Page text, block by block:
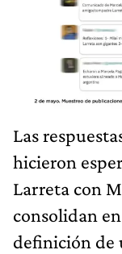
Las
hicieron
Larreta con
consolidan
definición de